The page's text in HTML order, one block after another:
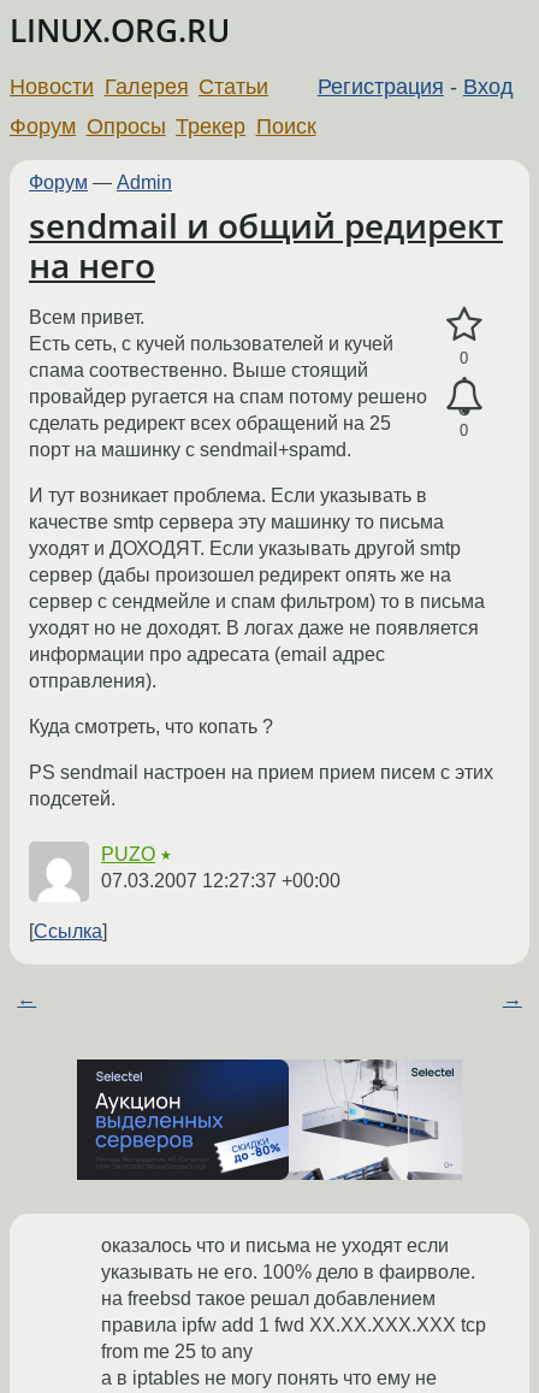
LINUX.ORG.RU
Регистрация - Вход
Новости Галерея Статьи
Форум Опросы Трекер Поиск
Форум — Admin
sendmail и общий редирект
на него
0
0
Всем привет.
Есть сеть, с кучей пользователей и кучей
спама соотвественно. Выше стоящий
провайдер ругается на спам потому решено
сделать редирект всех обращений на 25
порт на машинку с sendmail+spamd.
И тут возникает проблема. Если указывать в
качестве smtp сервера эту машинку то письма
уходят и ДОХОДЯТ. Если указывать другой smtp
сервер (дабы произошел редирект опять же на
сервер с сендмейле и спам фильтром) то в письма
уходят но не доходят. В логах даже не появляется
информации про адресата (email адрес
отправления).
Куда смотреть, что копать ?
PS sendmail настроен на прием прием писем с этих
подсетей.
PUZO ★
07.03.2007 12:27:37 +00:00
Ссылка
← →
оказалось что и письма не уходят если
указывать не его. 100% дело в фаирволе.
на freebsd такое решал добавлением
правила ipfw add 1 fwd XX.XX.XXX.XXX tcp
from me 25 to any
а в iptаbles не могу понять что ему не